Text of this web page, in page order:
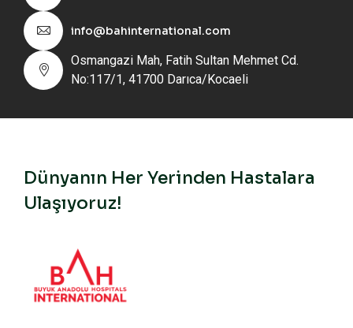
info@bahinternational.com
Osmangazi Mah, Fatih Sultan Mehmet Cd.
No:117/1, 41700 Darıca/Kocaeli
Dünyanın Her Yerinden Hastalara
Ulaşıyoruz!